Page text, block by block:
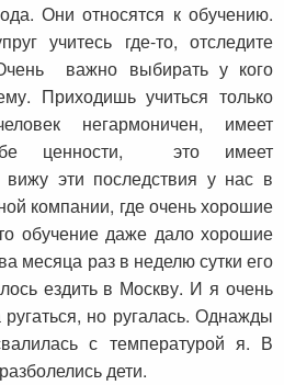
Они относятся к обучению.
учитесь где-то, отследите
важно выбирать у кого
Приходишь учиться только
негармоничен, имеет
ценности, это имеет
вижу эти последствия у нас в
компании, где очень хорошие
обучение даже дало хорошие
месяца раз в неделю сутки его
ездить в Москву. И я очень
но ругалась. Однажды
с температурой я. В
дети.